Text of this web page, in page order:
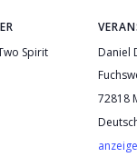
Spirit
Daniel
72818